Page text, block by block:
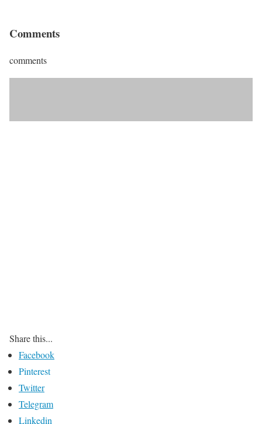
Comments
comments
Share this...
Facebook
Pinterest
Twitter
Telegram
Linkedin